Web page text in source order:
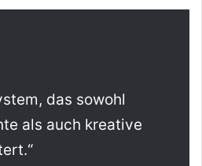
das sowohl
als auch kreative